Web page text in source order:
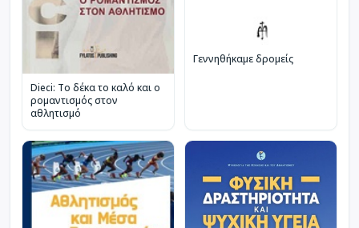
Dieci: Το δέκα το καλό και ο
ρομαντισμός στον
αθλητισμό
Γεννηθήκαμε δρομείς